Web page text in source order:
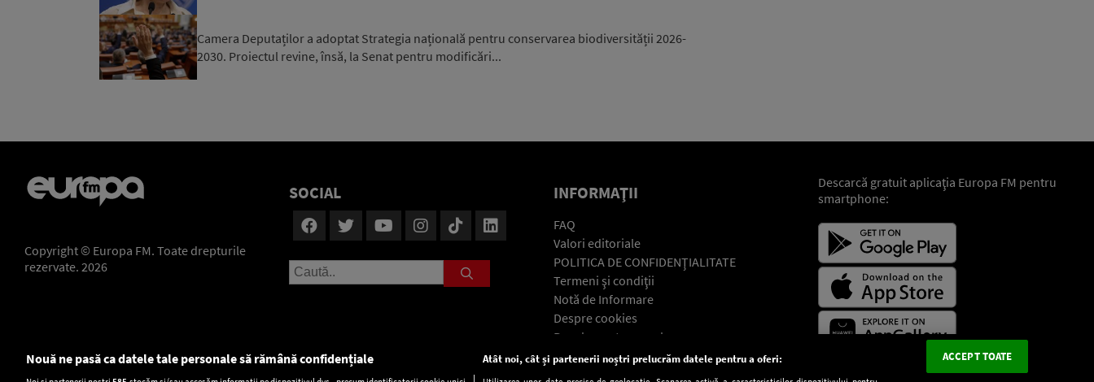
Camera Deputaților a adoptat Strategia națională pentru conservarea biodiversității 2026-
2030. Proiectul revine, însă, la Senat pentru modificări...
Copyright © Europa FM. Toate drepturile
rezervate. 2026
SOCIAL INFORMAŢII
FAQ
Valori editoriale
POLITICA DE CONFIDENŢIALITATE
Termeni şi condiţii
Notă de Informare
Despre cookies
Regulament general
GDPR
Descarcă gratuit aplicaţia Europa FM pentru
smartphone:
Nouă ne pasă ca datele tale personale să rămână confidențiale Atât noi, cât și partenerii noștri prelucrăm datele pentru a oferi: ACCEPT TOATE